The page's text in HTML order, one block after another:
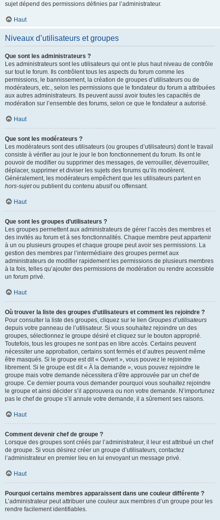
sujet dépend des permissions définies par l’administrateur.
Haut
Niveaux d’utilisateurs et groupes
Que sont les administrateurs ?
Les administrateurs sont les utilisateurs qui ont le plus haut niveau de contrôle
sur tout le forum. Ils contrôlent tous les aspects du forum comme les
permissions, le bannissement, la création de groupes d’utilisateurs ou de
modérateurs, etc., selon les permissions que le fondateur du forum a attribuées
aux autres administrateurs. Ils peuvent aussi avoir toutes les capacités de
modération sur l’ensemble des forums, selon ce que le fondateur a autorisé.
Haut
Que sont les modérateurs ?
Les modérateurs sont des utilisateurs (ou groupes d’utilisateurs) dont le travail
consiste à vérifier au jour le jour le bon fonctionnement du forum. Ils ont le
pouvoir de modifier ou supprimer des messages, de verrouiller, déverrouiller,
déplacer, supprimer et diviser les sujets des forums qu’ils modèrent.
Généralement, les modérateurs empêchent que les utilisateurs partent en
hors-sujetou publient du contenu abusif ou offensant.
Haut
Que sont les groupes d’utilisateurs ?
Les groupes permettent aux administrateurs de gérer l’accès des membres et
des invités au forum et à ses fonctionnalités. Chaque membre peut appartenir
à un ou plusieurs groupes et chaque groupe peut avoir ses permissions. La
gestion des membres par l’intermédiaire des groupes permet aux
administrateurs de modifier rapidement les permissions de plusieurs membres
à la fois, telles qu’ajouter des permissions de modération ou rendre accessible
un forum privé.
Haut
Où trouver la liste des groupes d’utilisateurs et comment les rejoindre ?
Pour consulter la liste des groupes, cliquez sur le lien Groupes d’utilisateurs
depuis votre panneau de l’utilisateur. Si vous souhaitez rejoindre un des
groupes, sélectionnez le groupe désiré et cliquez sur le bouton approprié.
Toutefois, tous les groupes ne sont pas en libre accès. Certains peuvent
nécessiter une approbation, certains sont fermés et d’autres peuvent même
être masqués. Si le groupe est dit « Ouvert », vous pouvez le rejoindre
librement. Si le groupe est dit « À la demande », vous pouvez rejoindre le
groupe mais votre demande nécessitera d’être approuvée par un chef de
groupe. Ce dernier pourra vous demander pourquoi vous souhaitez rejoindre
le groupe et ainsi décider s’il approuvera ou non votre demande. N’importunez
pas le chef de groupe s’il annule votre demande, il a sûrement ses raisons.
Haut
Comment devenir chef de groupe ?
Lorsque des groupes sont créés par l’administrateur, il leur est attribué un chef
de groupe. Si vous désirez créer un groupe d’utilisateurs, contactez
l’administrateur en premier lieu en lui envoyant un message privé.
Haut
Pourquoi certains membres apparaissent dans une couleur différente ?
L’administrateur peut attribuer une couleur aux membres d’un groupe pour les
rendre facilement identifiables.